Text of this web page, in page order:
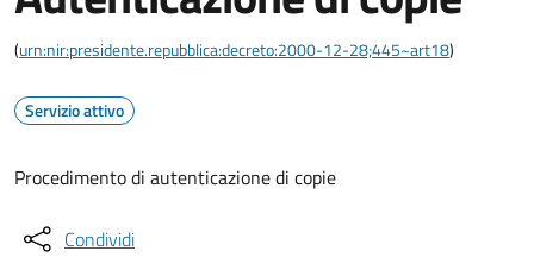
(urn:nir:presidente.repubblica:decreto:2000-12-28;445~art18)
Servizio attivo
Procedimento di autenticazione di copie
Condividi